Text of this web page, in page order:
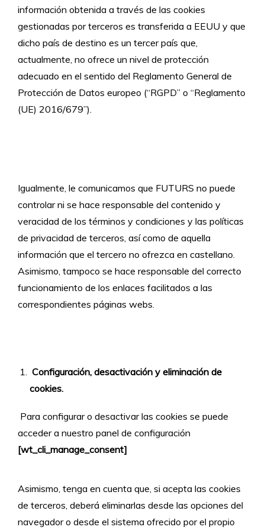
información obtenida a través de las cookies
gestionadas por terceros es transferida a EEUU y que
dicho país de destino es un tercer país que,
actualmente, no ofrece un nivel de protección
adecuado en el sentido del Reglamento General de
Protección de Datos europeo (“RGPD” o “Reglamento
(UE) 2016/679”).
Igualmente, le comunicamos que FUTURS no puede
controlar ni se hace responsable del contenido y
veracidad de los términos y condiciones y las políticas
de privacidad de terceros, así como de aquella
información que el tercero no ofrezca en castellano.
Asimismo, tampoco se hace responsable del correcto
funcionamiento de los enlaces facilitados a las
correspondientes páginas webs.
Configuración, desactivación y eliminación de
cookies.
Para configurar o desactivar las cookies se puede
acceder a nuestro panel de configuración
[wt_cli_manage_consent]
Asimismo, tenga en cuenta que, si acepta las cookies
de terceros, deberá eliminarlas desde las opciones del
navegador o desde el sistema ofrecido por el propio